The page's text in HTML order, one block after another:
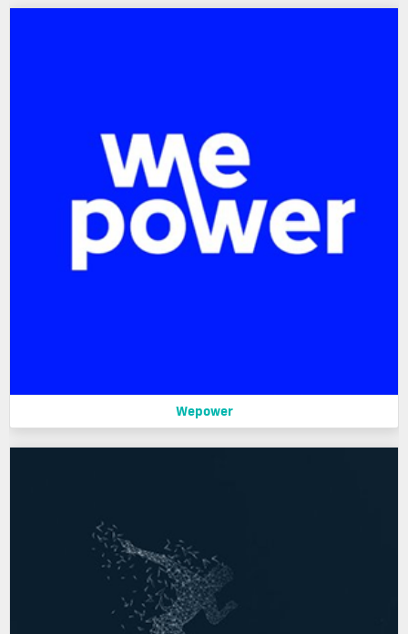
Wepower